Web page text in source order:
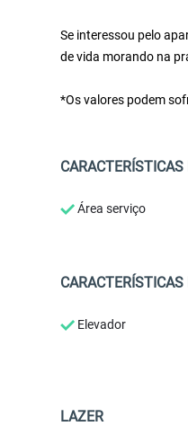
Se interessou pelo
de vida morando na
*Os valores podem
Área serviço
Elevador
LAZER